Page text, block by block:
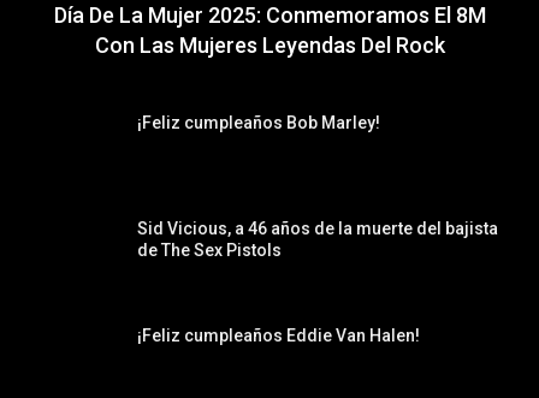
Día De La Mujer 2025: Conmemoramos El 8M
Con Las Mujeres Leyendas Del Rock
¡Feliz cumpleaños Bob Marley!
Sid Vicious, a 46 años de la muerte del bajista
de The Sex Pistols
¡Feliz cumpleaños Eddie Van Halen!